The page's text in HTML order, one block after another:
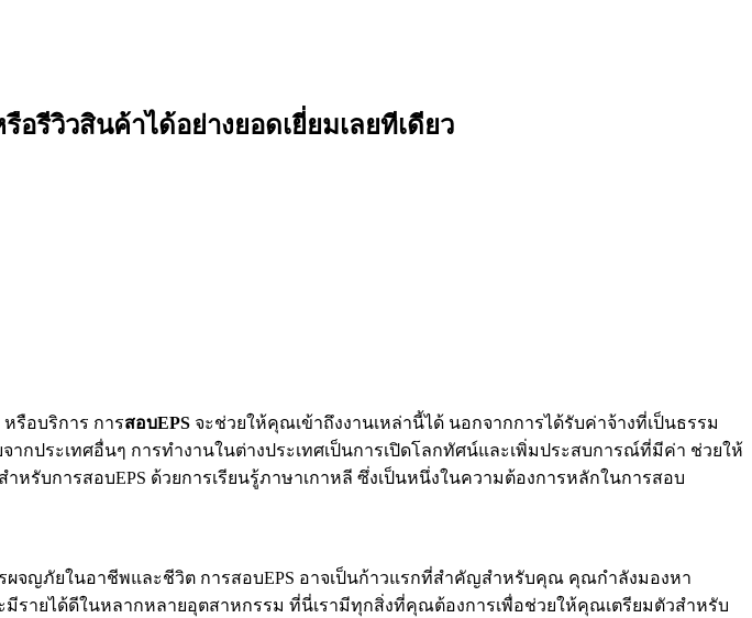
รีวิวสินค้าได้อย่างยอดเยี่ยมเลยทีเดียว
รือบริการ การสอบEPS จะช่วยให้คุณเข้าถึงงานเหล่านี้ได้ นอกจากการได้รับค่าจ้างที่เป็นธรรม
ประเทศอื่นๆ การทำงานในต่างประเทศเป็นการเปิดโลกทัศน์และเพิ่มประสบการณ์ที่มีค่า ช่วยให้
บการสอบEPS ด้วยการเรียนรู้ภาษาเกาหลี ซึ่งเป็นหนึ่งในความต้องการหลักในการสอบ
จญภัยในอาชีพและชีวิต การสอบEPS อาจเป็นก้าวแรกที่สำคัญสำหรับคุณ คุณกำลังมองหา
รายได้ดีในหลากหลายอุตสาหกรรม ที่นี่เรามีทุกสิ่งที่คุณต้องการเพื่อช่วยให้คุณเตรียมตัวสำหรับ